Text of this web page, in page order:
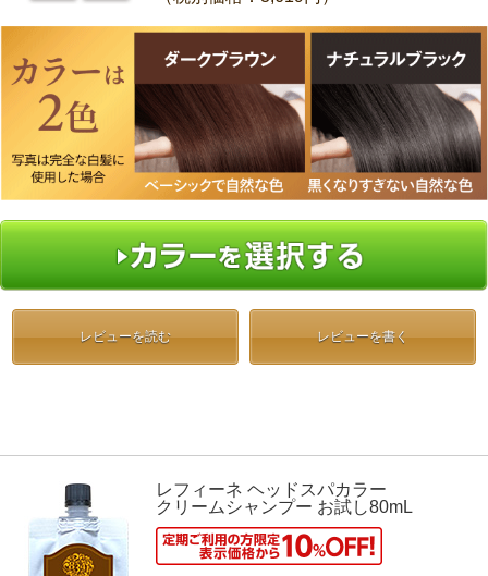
レビューを読む レビューを書く
レフィーネ ヘッドスパカラー
クリームシャンプー お試し80mL